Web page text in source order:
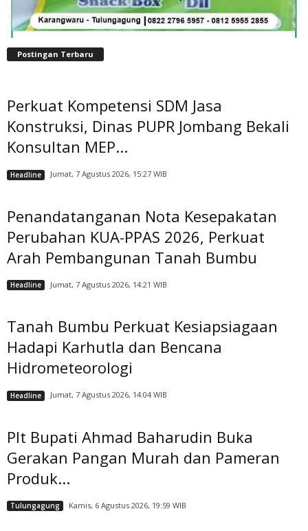
Postingan Terbaru
Perkuat Kompetensi SDM Jasa
Konstruksi, Dinas PUPR Jombang Bekali
Konsultan MEP...
Headline Jumat, 7 Agustus 2026, 15:27 WIB
Penandatanganan Nota Kesepakatan
Perubahan KUA-PPAS 2026, Perkuat
Arah Pembangunan Tanah Bumbu
Headline Jumat, 7 Agustus 2026, 14:21 WIB
Tanah Bumbu Perkuat Kesiapsiagaan
Hadapi Karhutla dan Bencana
Hidrometeorologi
Headline Jumat, 7 Agustus 2026, 14:04 WIB
Plt Bupati Ahmad Baharudin Buka
Gerakan Pangan Murah dan Pameran
Produk...
Tulungagung Kamis, 6 Agustus 2026, 19:59 WIB